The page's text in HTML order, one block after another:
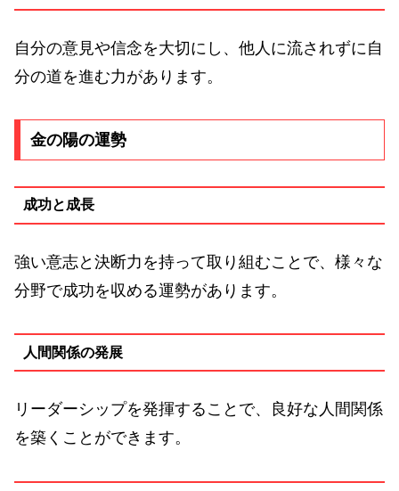
自分の意見や信念を大切にし、他人に流されずに自
分の道を進む力があります。
金の陽の運勢
成功と成長
強い意志と決断力を持って取り組むことで、様々な
分野で成功を収める運勢があります。
人間関係の発展
リーダーシップを発揮することで、良好な人間関係
を築くことができます。